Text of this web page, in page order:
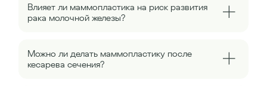
Влияет ли маммопластика на риск развития
рака молочной железы?
Можно ли делать маммопластику после
кесарева сечения?